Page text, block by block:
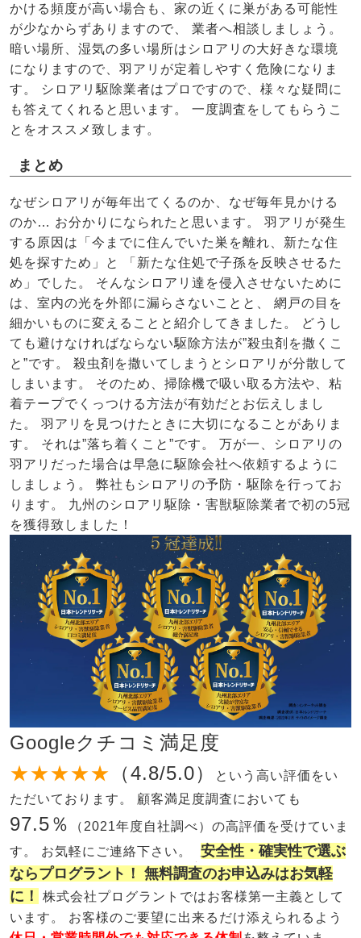
かける頻度が高い場合も、家の近くに巣がある可能性
が少なからずありますので、 業者へ相談しましょう。
暗い場所、湿気の多い場所はシロアリの大好きな環境
になりますので、羽アリが定着しやすく危険になりま
す。 シロアリ駆除業者はプロですので、様々な疑問に
も答えてくれると思います。 一度調査をしてもらうこ
とをオススメ致します。
まとめ
なぜシロアリが毎年出てくるのか、なぜ毎年見かける
のか… お分かりになられたと思います。 羽アリが発生
する原因は「今までに住んでいた巣を離れ、新たな住
処を探すため」と 「新たな住処で子孫を反映させるた
め」でした。 そんなシロアリ達を侵入させないために
は、室内の光を外部に漏らさないことと、 網戸の目を
細かいものに変えることと紹介してきました。 どうし
ても避けなければならない駆除方法が”殺虫剤を撒くこ
と”です。 殺虫剤を撒いてしまうとシロアリが分散して
しまいます。 そのため、掃除機で吸い取る方法や、粘
着テープでくっつける方法が有効だとお伝えしまし
た。 羽アリを見つけたときに大切になることがありま
す。 それは”落ち着くこと”です。 万が一、シロアリの
羽アリだった場合は早急に駆除会社へ依頼するように
しましょう。 弊社もシロアリの予防・駆除を行ってお
ります。 九州のシロアリ駆除・害獣駆除業者で初の5冠
を獲得致しました！
Googleクチコミ満足度
★★★★★ （4.8/5.0）
という高い評価をい
ただいております。 顧客満足度調査においても
97.5％
（2021年度自社調べ）の高評価を受けていま
す。 お気軽にご連絡下さい。
安全性・確実性で選ぶ
ならプログラント！ 無料調査のお申込みはお気軽
に！
株式会社プログラントではお客様第一主義として
います。 お客様のご要望に出来るだけ添えられるよう